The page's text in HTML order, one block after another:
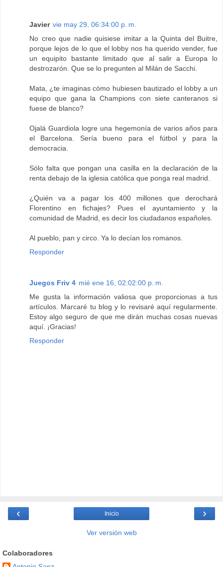
Javier vie may 29, 06:34:00 p. m.
No creo que nadie quisiese imitar a la Quinta del Buitre,
porque lejos de lo que el lobby nos ha querido vender, fue
un equipito bastante limitado que al salir a Europa lo
destrozarón. Que se lo pregunten al Milán de Sacchi.
Mata, ¿te imaginas cómo hubiesen bautizado el lobby a un
equipo que gana la Champions con siete canteranos si
fuese de blanco?
Ojalá Guardiola logre una hegemonía de varios años para
el Barcelona. Sería bueno para el fútbol y para la
democracia.
Sólo falta que pongan una casilla en la declaración de la
renta debajo de la iglesia católica que ponga real madrid.
¿Quién va a pagar los 400 millones que derochará
Florentino en fichajes? Pues el ayuntamiento y la
comunidad de Madrid, es decir los ciudadanos españoles.
Al pueblo, pan y circo. Ya lo decían los romanos.
Responder
Juegos Friv 4 mié ene 16, 02:02:00 p. m.
Me gusta la información valiosa que proporcionas a tus
artículos. Marcaré tu blog y lo revisaré aquí regularmente.
Estoy algo seguro de que me dirán muchas cosas nuevas
aquí. ¡Gracias!
Responder
‹ ›
Inicio
Ver versión web
Colaboradores